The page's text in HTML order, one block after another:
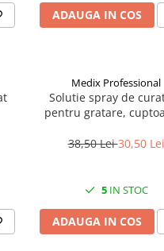
ADAUGA IN COS
Medix Professional
Solutie spray de
pentru gratare,
Professional
38,50 Lei30,50 Lei
5IN STOC
ADAUGA IN COS